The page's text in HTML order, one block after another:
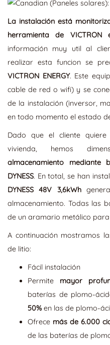
La instalación está
herramienta de VICTRON
información muy util al
realizar esta funcion se
VICTRON ENERGY. Este
cable de red o wifi) y se
de la instalación (inversor,
en todo momento el estado
Dado que el cliente
vivienda, hemos
almacenamiento
DYNESS. En total, se han
DYNESS 48V 3,6kWh
almacenamiento. Todas las
de un aramario metálico
A continuación mostramos
de litio:
Fácil instalación
Permite mayor
baterías de plomo-
50% en las de plomo-
Ofrece más de 6.000
de las baterías de